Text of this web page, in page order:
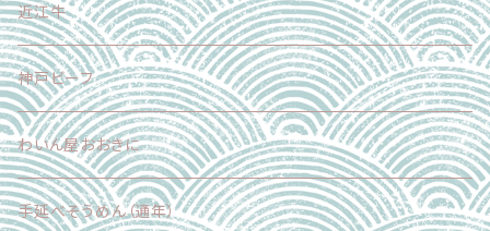
その他
近江牛
神戸ビーフ
わいん屋おおきに
手延べそうめん（通年）